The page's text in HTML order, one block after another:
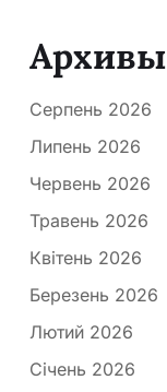
Архивы
Серпень 2026
Липень 2026
Червень 2026
Травень 2026
Квітень 2026
Березень 2026
Лютий 2026
Січень 2026